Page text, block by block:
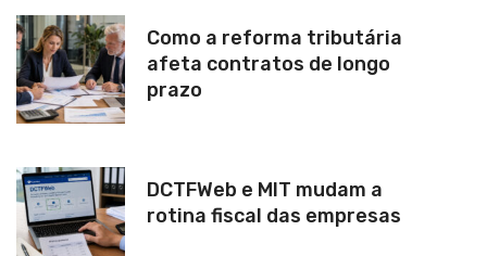
Como a reforma tributária
afeta contratos de longo
prazo
DCTFWeb e MIT mudam a
rotina fiscal das empresas